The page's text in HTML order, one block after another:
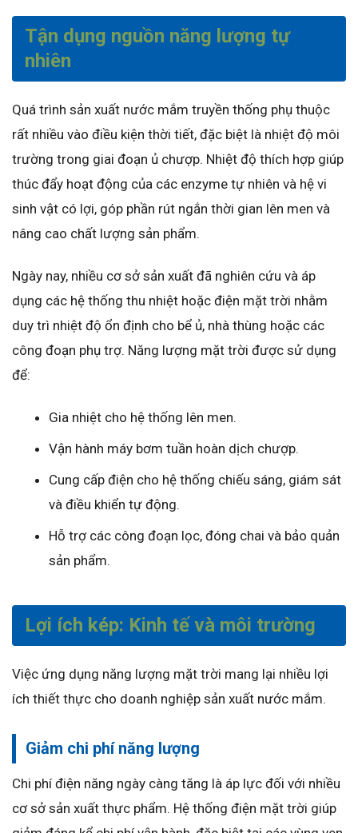
Tận dụng nguồn năng lượng tự
nhiên
Quá trình sản xuất nước mắm truyền thống phụ thuộc
rất nhiều vào điều kiện thời tiết, đặc biệt là nhiệt độ môi
trường trong giai đoạn ủ chượp. Nhiệt độ thích hợp giúp
thúc đẩy hoạt động của các enzyme tự nhiên và hệ vi
sinh vật có lợi, góp phần rút ngắn thời gian lên men và
nâng cao chất lượng sản phẩm.
Ngày nay, nhiều cơ sở sản xuất đã nghiên cứu và áp
dụng các hệ thống thu nhiệt hoặc điện mặt trời nhằm
duy trì nhiệt độ ổn định cho bể ủ, nhà thùng hoặc các
công đoạn phụ trợ. Năng lượng mặt trời được sử dụng
để:
Gia nhiệt cho hệ thống lên men.
Vận hành máy bơm tuần hoàn dịch chượp.
Cung cấp điện cho hệ thống chiếu sáng, giám sát
và điều khiển tự động.
Hỗ trợ các công đoạn lọc, đóng chai và bảo quản
sản phẩm.
Lợi ích kép: Kinh tế và môi trường
Việc ứng dụng năng lượng mặt trời mang lại nhiều lợi
ích thiết thực cho doanh nghiệp sản xuất nước mắm.
Giảm chi phí năng lượng
Chi phí điện năng ngày càng tăng là áp lực đối với nhiều
cơ sở sản xuất thực phẩm. Hệ thống điện mặt trời giúp